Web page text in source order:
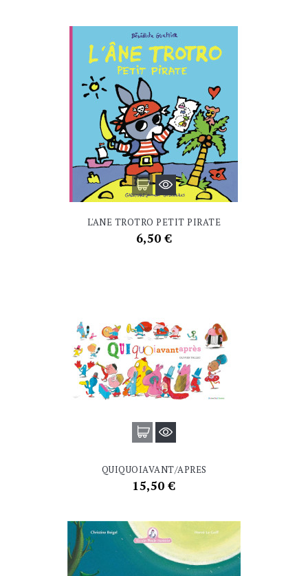
L'ANE TROTRO PETIT PIRATE
Prix
6,50 €
QUIQUOIAVANT/APRES
Prix
15,50 €